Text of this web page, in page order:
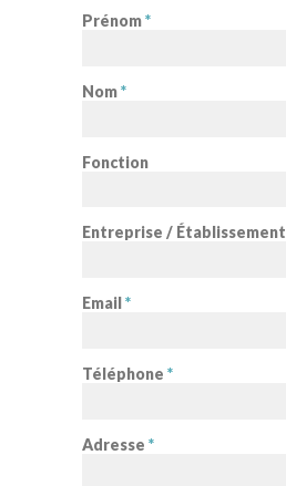
Prénom*
Nom*
Fonction
Entreprise / Établissement
Email*
Téléphone *
Adresse *